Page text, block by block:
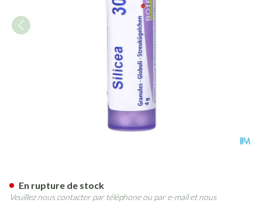
En rupture de stock
Veuillez nous contacter par téléphone ou par e-mail et nous